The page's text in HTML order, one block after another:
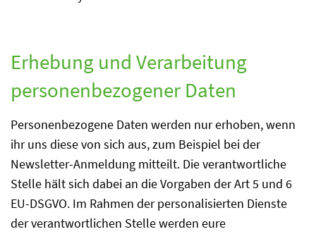
Erhebung und Verarbeitung
personenbezogener Daten
Personenbezogene Daten werden nur erhoben, wenn
ihr uns diese von sich aus, zum Beispiel bei der
Newsletter-Anmeldung mitteilt. Die verantwortliche
Stelle hält sich dabei an die Vorgaben der Art 5 und 6
EU-DSGVO. Im Rahmen der personalisierten Dienste
der verantwortlichen Stelle werden eure